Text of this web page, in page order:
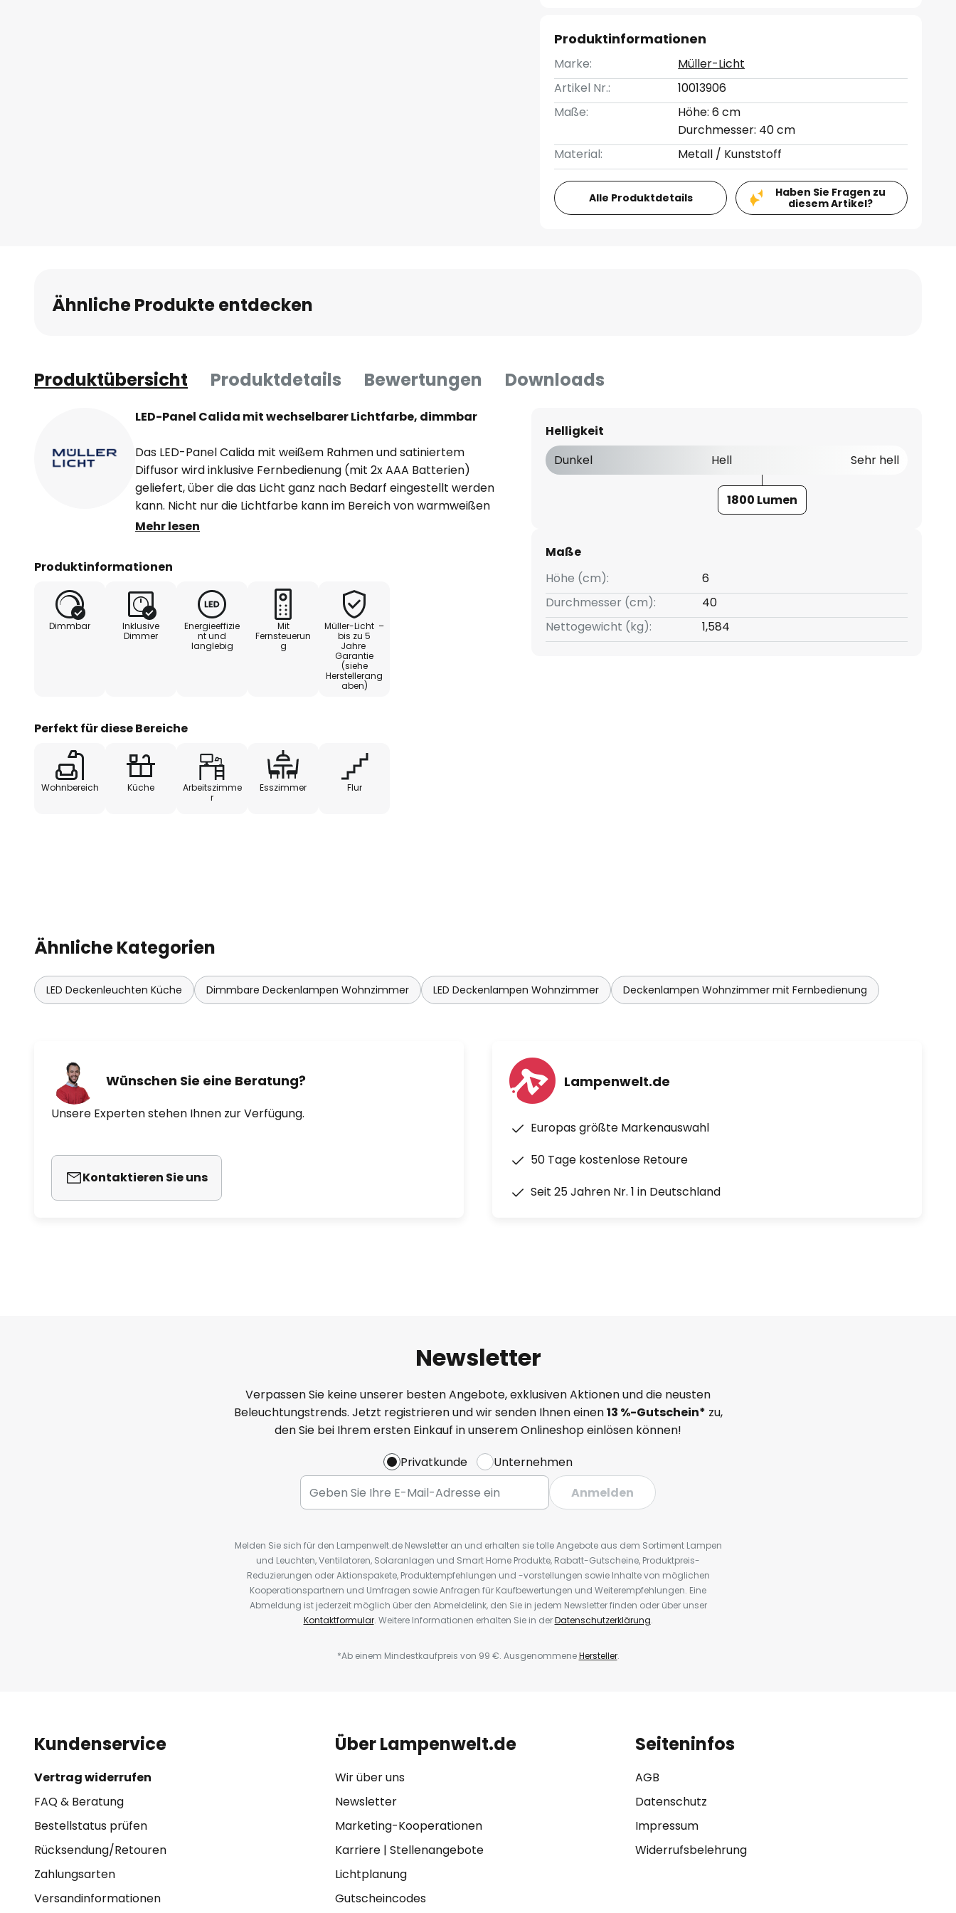
Produktinformationen
Marke:
Müller-Licht
Artikel Nr.:
10013906
Maße:
Höhe: 6 cm
Durchmesser: 40 cm
Material:
Metall / Kunststoff
Alle Produktdetails
Haben Sie Fragen zu
diesem Artikel?
Ähnliche Produkte entdecken
Produktübersicht Produktdetails Bewertungen Downloads
LED-Panel Calida mit wechselbarer Lichtfarbe, dimmbar
Das LED-Panel Calida mit weißem Rahmen und satiniertem
Diffusor wird inklusive Fernbedienung (mit 2x AAA Batterien)
geliefert, über die das Licht ganz nach Bedarf eingestellt werden
kann. Nicht nur die Lichtfarbe kann im Bereich von warmweißen
2.700 K bis hin zu tageslichtweißen 6.500 K variiert werden, die
ein Nachtlichtmodus zur Auswahl bereit - in diesem wird die
Technische Merkmale:
- mit Fernbedienung (inkl. 2x AAA Batterien)
- mit Memory-Funktion zur Speicherung der zuletzt gewählten
- besonders gute Farbwiedergabe (Ra 90)
Mehr lesen
Produktinformationen
Dimmbar
Inklusive
Dimmer
Energieeffizie
nt und
langlebig
Mit
Fernsteuerun
g
Müller-Licht –
bis zu 5
Jahre
Garantie
(siehe
Herstellerang
aben)
Perfekt für diese Bereiche
Wohnbereich Küche
Arbeitszimme
r
Esszimmer Flur
Helligkeit
Dunkel
Hell Sehr hell
1800 Lumen
Maße
Höhe (cm):
6
Durchmesser (cm):
40
Nettogewicht (kg):
1,584
Ähnliche Kategorien
LED Deckenleuchten Küche Dimmbare Deckenlampen Wohnzimmer LED Deckenlampen Wohnzimmer Deckenlampen Wohnzimmer mit Fernbedienung
Wünschen Sie eine Beratung?
Unsere Experten stehen Ihnen zur Verfügung.
Kontaktieren Sie uns
Lampenwelt.de
Europas größte Markenauswahl
50 Tage kostenlose Retoure
Seit 25 Jahren Nr. 1 in Deutschland
Newsletter
Verpassen Sie keine unserer besten Angebote, exklusiven Aktionen und die neusten
Beleuchtungstrends. Jetzt registrieren und wir senden Ihnen einen13 %-Gutschein* zu,
den Sie bei Ihrem ersten Einkauf in unserem Onlineshop einlösen können!
Privatkunde
Unternehmen
Anmelden
Melden Sie sich für den Lampenwelt.de Newsletter an und erhalten sie tolle Angebote aus dem Sortiment Lampen
und Leuchten, Ventilatoren, Solaranlagen und Smart Home Produkte, Rabatt-Gutscheine, Produktpreis-
Reduzierungen oder Aktionspakete, Produktempfehlungen und -vorstellungen sowie Inhalte von möglichen
Kooperationspartnern und Umfragen sowie Anfragen für Kaufbewertungen und Weiterempfehlungen. Eine
Abmeldung ist jederzeit möglich über den Abmeldelink, den Sie in jedem Newsletter finden oder über unser
Kontaktformular. Weitere Informationen erhalten Sie in derDatenschutzerklärung.
*Ab einem Mindestkaufpreis von 99 €. AusgenommeneHersteller.
Kundenservice
Vertrag widerrufen
FAQ & Beratung
Bestellstatus prüfen
Rücksendung/Retouren
Zahlungsarten
Versandinformationen
Über Lampenwelt.de
Wir über uns
Newsletter
Marketing-Kooperationen
Karriere| Stellenangebote
Lichtplanung
Gutscheincodes
Seiteninfos
AGB
Datenschutz
Impressum
Widerrufsbelehrung